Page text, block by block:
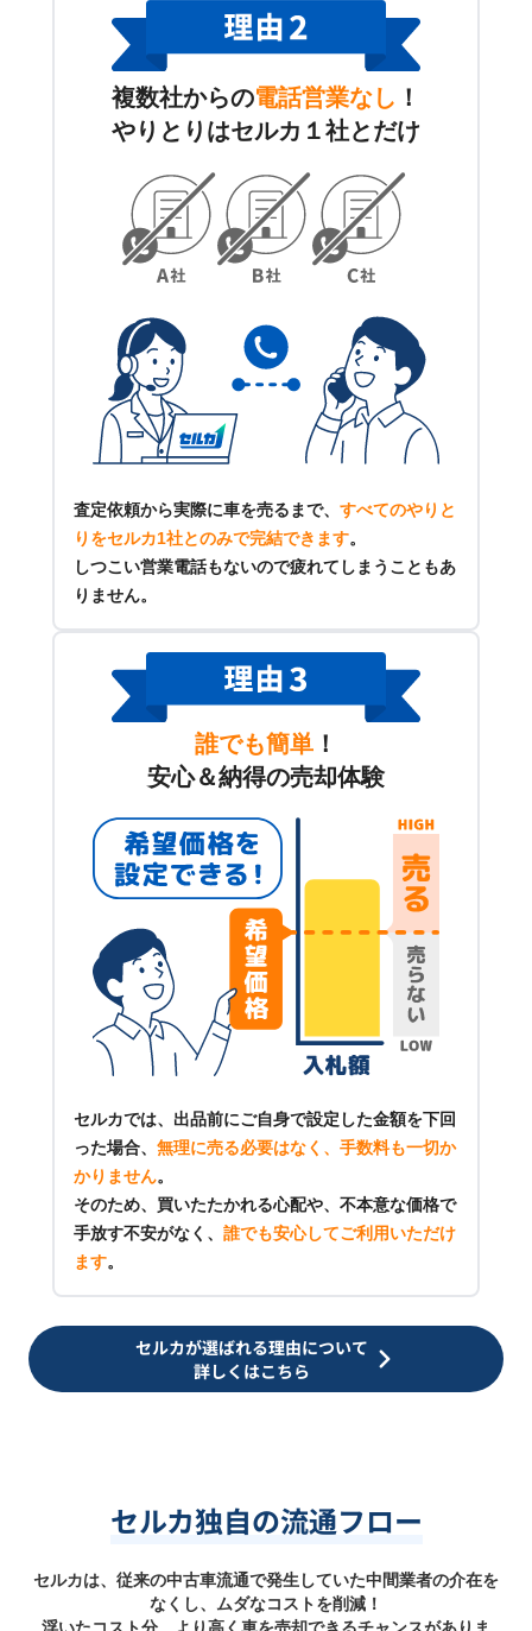
複数社からの電話営業なし ！
やりとりはセルカ１社とだけ
査定依頼から実際に車を売るまで、 すべてのやりと
りをセルカ1社とのみで完結できます。
しつこい営業電話もないので疲れてしまうこともあ
りません。
誰でも簡単 ！
安心＆納得の売却体験
セルカでは、出品前にご自身で設定した金額を下回
った場合、 無理に売る必要はなく、手数料も一切か
かりません。
そのため、買いたたかれる心配や、不本意な価格で
手放す不安がなく、 誰でも安心してご利用いただけ
ます。
セルカが選ばれる理由について
詳しくはこちら
セルカ独自の流通フロー
セルカは、従来の中古車流通で発生していた中間業者の介在を
なくし、ムダなコストを削減！